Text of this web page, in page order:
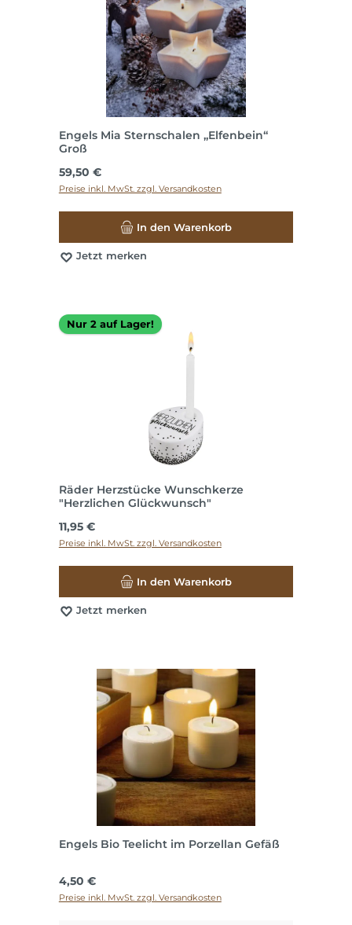
Engels Mia Sternschalen „Elfenbein“
Groß
Regulärer Preis:
59,50 €
Preise inkl. MwSt. zzgl. Versandkosten
In den Warenkorb
Jetzt merken
Nur 2 auf Lager!
Räder Herzstücke Wunschkerze
"Herzlichen Glückwunsch"
Regulärer Preis:
11,95 €
Preise inkl. MwSt. zzgl. Versandkosten
In den Warenkorb
Jetzt merken
Engels Bio Teelicht im Porzellan Gefäß
Regulärer Preis:
4,50 €
Preise inkl. MwSt. zzgl. Versandkosten